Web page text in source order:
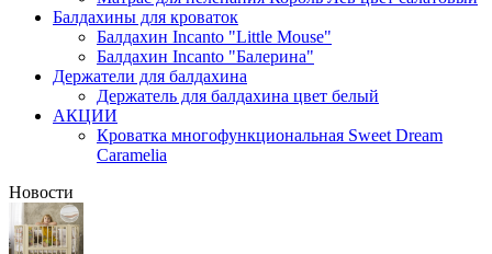
Балдахины для кроваток
Балдахин Incanto "Little Mouse"
Балдахин Incanto "Балерина"
Держатели для балдахина
Держатель для балдахина цвет белый
АКЦИИ
Кроватка многофункциональная Sweet Dream
Caramelia
Новости